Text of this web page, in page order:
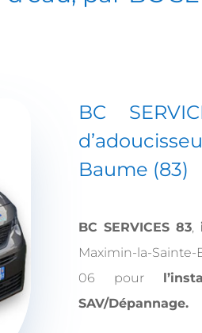
BC
Baume (83)
BC SERVICES 83,
Maximin-la-Sainte-
06 pour
SAV/Dépannage.